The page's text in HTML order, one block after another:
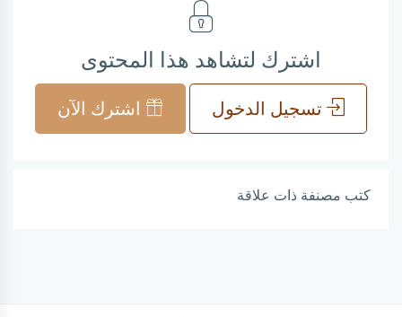
اشترك لتشاهد هذا المحتوى
تسجيل الدخول اشترك الآن
كتب مصنفة ذات علاقة